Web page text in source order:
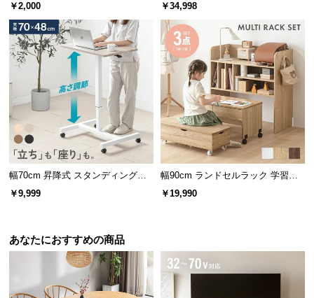
横幅 奥行き 高さ
約43.7㎝ 約38.6㎝ 約9.4㎝
さっと拭くだけ簡単お手入れ
￥2,000 ￥34,998
幅70cm 昇降式 スタンディングデ
スク
￥9,999
幅90cm ランドセルラック 学習机
3点セット
￥19,990
あなたにおすすめの商品